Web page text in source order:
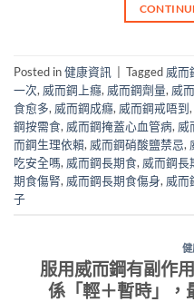
Posted in健康資訊 Tagged 威而
一次, 威而鋼上癮, 威而鋼劑量, 威
食愈多, 威而鋼成癮, 威而鋼戒唔到,
鋼按需食, 威而鋼掩蓋心血管病, 威
而鋼生理依賴, 威而鋼硝酸鹽禁忌,
吃安全嗎, 威而鋼長期食, 威而鋼長
期食傷腎, 威而鋼長期食傷身, 威而
子
服用威而鋼有副作
係「輕＋暫時」，